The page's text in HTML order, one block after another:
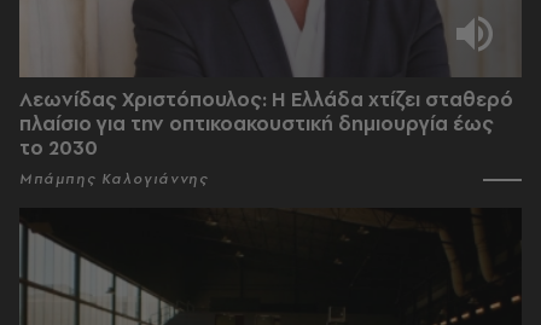
Λεωνίδας Χριστόπουλος: Η Ελλάδα χτίζει σταθερό
πλαίσιο για την οπτικοακουστική δημιουργία έως
το 2030
Μπάμπης Καλογιάννης